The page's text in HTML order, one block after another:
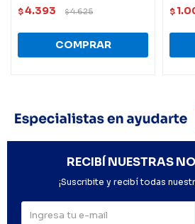
$4.393 $4.625 $
RECIBÍ NUESTRAS
¡Suscribite y recibí todas